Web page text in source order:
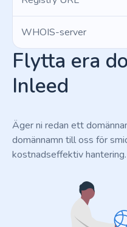
WHOIS-server
Flytta era
Inleed
Äger ni redan ett
domännamn till oss för
kostnadseffektiv hantering.